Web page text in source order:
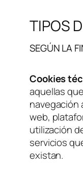
TIPOS
SEGÚN LA
Cookies
aquellas
navegación
web,
utilización
servicios
existan.